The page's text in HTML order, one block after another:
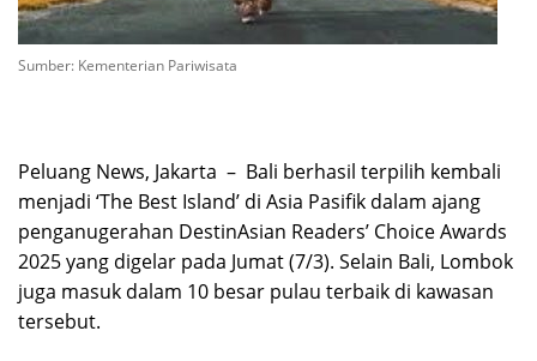
Sumber: Kementerian Pariwisata
Peluang News, Jakarta – Bali berhasil terpilih kembali
menjadi ‘The Best Island’ di Asia Pasifik dalam ajang
penganugerahan DestinAsian Readers’ Choice Awards
2025 yang digelar pada Jumat (7/3). Selain Bali, Lombok
juga masuk dalam 10 besar pulau terbaik di kawasan
tersebut.